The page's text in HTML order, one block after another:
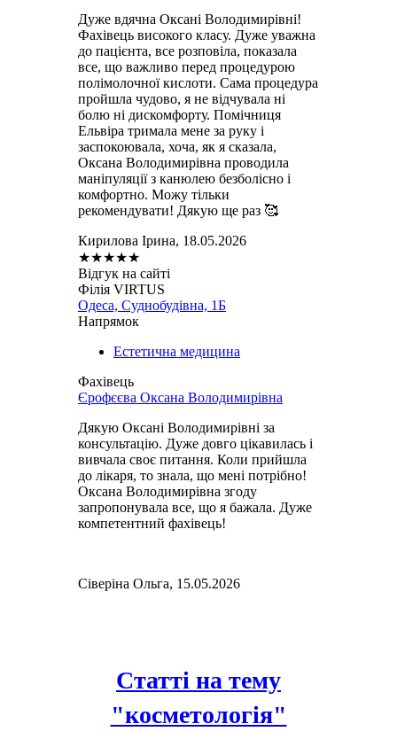
Дуже вдячна Оксані Володимирівні!
Фахівець високого класу. Дуже уважна
до пацієнта, все розповіла, показала
все, що важливо перед процедурою
полімолочної кислоти. Сама процедура
пройшла чудово, я не відчувала ні
болю ні дискомфорту. Помічниця
Ельвіра тримала мене за руку і
заспокоювала, хоча, як я сказала,
Оксана Володимирівна проводила
маніпуляції з канюлею безболісно і
комфортно. Можу тільки
рекомендувати! Дякую ще раз 🥰
Кирилова Ірина, 18.05.2026
★★★★★
Відгук на сайті
Філія VIRTUS
Одеса, Суднобудівна, 1Б
Напрямок
Естетична медицина
Фахівець
Єрофєєва Оксана Володимирівна
Дякую Оксані Володимирівні за
консультацію. Дуже довго цікавилась і
вивчала своє питання. Коли прийшла
до лікаря, то знала, що мені потрібно!
Оксана Володимирівна згоду
запропонувала все, що я бажала. Дуже
компетентний фахівець!
Сіверіна Ольга, 15.05.2026
Статті на тему
"косметологiя"